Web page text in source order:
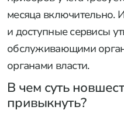
месяца включительно.
и доступные сервисы
обслуживающими
органами власти.
В чем суть
привыкнуть?